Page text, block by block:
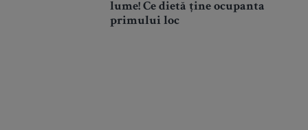
lume! Ce dietă ține ocupanta
primului loc